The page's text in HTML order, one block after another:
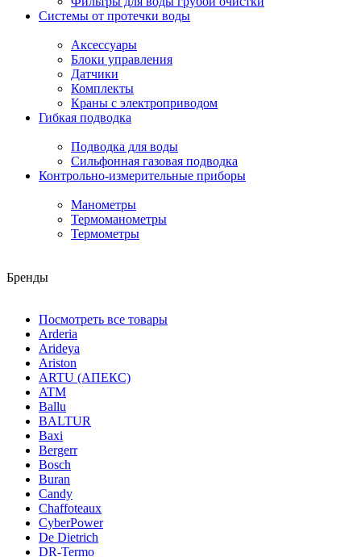
Системы от протечки воды
Аксессуары
Блоки управления
Датчики
Комплекты
Краны с электроприводом
Гибкая подводка
Подводка для воды
Сильфонная газовая подводка
Контрольно-измерительные приборы
Манометры
Термоманометры
Термометры
Бренды
Посмотреть все товары
Arderia
Arideya
Ariston
ARTU (АПЕКС)
ATM
Ballu
BALTUR
Baxi
Bergerr
Bosch
Buran
Candy
Chaffoteaux
CyberPower
De Dietrich
DR-Termo